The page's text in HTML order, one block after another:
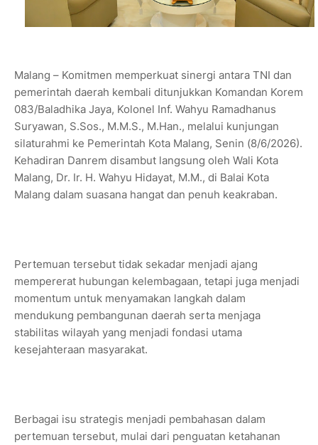
Malang – Komitmen memperkuat sinergi antara TNI dan
pemerintah daerah kembali ditunjukkan Komandan Korem
083/Baladhika Jaya, Kolonel Inf. Wahyu Ramadhanus
Suryawan, S.Sos., M.M.S., M.Han., melalui kunjungan
silaturahmi ke Pemerintah Kota Malang, Senin (8/6/2026).
Kehadiran Danrem disambut langsung oleh Wali Kota
Malang, Dr. Ir. H. Wahyu Hidayat, M.M., di Balai Kota
Malang dalam suasana hangat dan penuh keakraban.
Pertemuan tersebut tidak sekadar menjadi ajang
mempererat hubungan kelembagaan, tetapi juga menjadi
momentum untuk menyamakan langkah dalam
mendukung pembangunan daerah serta menjaga
stabilitas wilayah yang menjadi fondasi utama
kesejahteraan masyarakat.
Berbagai isu strategis menjadi pembahasan dalam
pertemuan tersebut, mulai dari penguatan ketahanan